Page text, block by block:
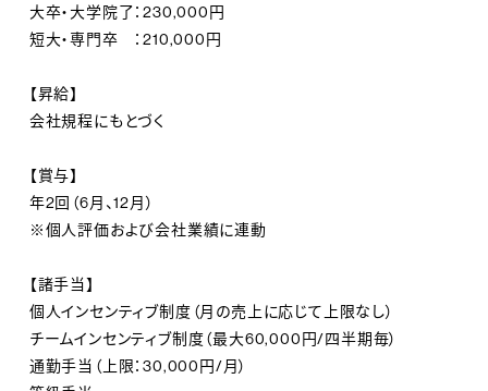
大卒・大学院了：230,000円
短大・専門卒 ：210,000円
【昇給】
会社規程にもとづく
【賞与】
年2回（6月、12月）
※個人評価および会社業績に連動
【諸手当】
個人インセンティブ制度（月の売上に応じて上限なし）
チームインセンティブ制度（最大60,000円/四半期毎）
通勤手当（上限：30,000円/月）